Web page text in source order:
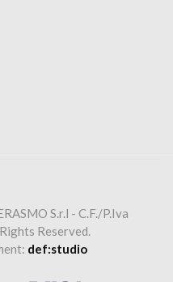
S.r.l - C.F./P.Iva
Reserved.
def:studio